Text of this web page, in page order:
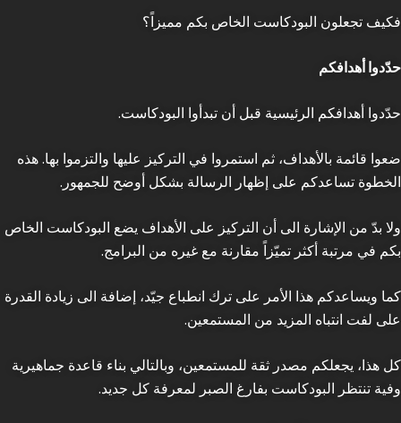
فكيف تجعلون البودكاست الخاص بكم مميزاً؟
حدّدوا أهدافكم
حدّدوا أهدافكم الرئيسية قبل أن تبدأوا البودكاست.
ضعوا قائمة بالأهداف، ثم استمروا في التركيز عليها والتزموا بها. هذه
الخطوة تساعدكم على إظهار الرسالة بشكل أوضح للجمهور.
ولا بدّ من الإشارة الى أن التركيز على الأهداف يضع البودكاست الخاص
بكم في مرتبة أكثر تميّزاً مقارنة مع غيره من البرامج.
كما ويساعدكم هذا الأمر على ترك انطباع جيّد، إضافة الى زيادة القدرة
على لفت انتباه المزيد من المستمعين.
كل هذا، يجعلكم مصدر ثقة للمستمعين، وبالتالي بناء قاعدة جماهيرية
وفية تنتظر البودكاست بفارغ الصبر لمعرفة كل جديد.